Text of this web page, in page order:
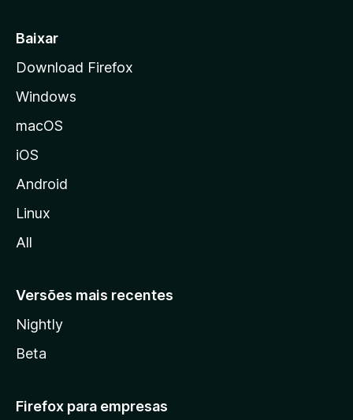
a
d
a
z
i
a
Baixar
Download Firefox
Windows
macOS
iOS
Android
Linux
All
Versões mais recentes
Nightly
Beta
Firefox para empresas